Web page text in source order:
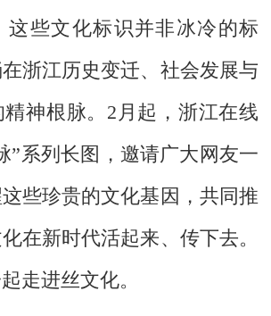
这些文化标识并非冰冷的标
浙江历史变迁、社会发展与
神根脉。2月起，浙江在线
”系列长图，邀请广大网友一
些珍贵的文化基因，共同推
在新时代活起来、传下去。
走进丝文化。